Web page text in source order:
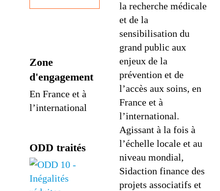
Zone
d'engagement
En France et à
l’international
ODD traités
la recherche médicale
et de la
sensibilisation du
grand public aux
enjeux de la
prévention et de
l’accès aux soins, en
France et à
l’international.
Agissant à la fois à
l’échelle locale et au
niveau mondial,
Sidaction finance des
projets associatifs et